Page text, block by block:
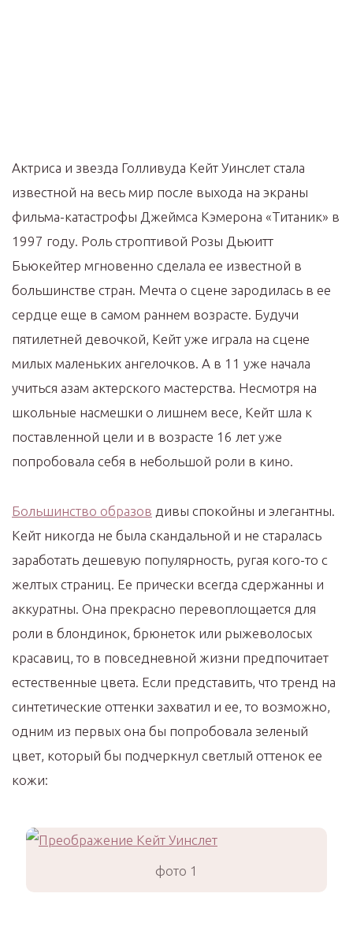
Актриса и звезда Голливуда Кейт Уинслет стала
известной на весь мир после выхода на экраны
фильма-катастрофы Джеймса Кэмерона «Титаник» в
1997 году. Роль строптивой Розы Дьюитт
Бьюкейтер мгновенно сделала ее известной в
большинстве стран. Мечта о сцене зародилась в ее
сердце еще в самом раннем возрасте. Будучи
пятилетней девочкой, Кейт уже играла на сцене
милых маленьких ангелочков. А в 11 уже начала
учиться азам актерского мастерства. Несмотря на
школьные насмешки о лишнем весе, Кейт шла к
поставленной цели и в возрасте 16 лет уже
попробовала себя в небольшой роли в кино.
Большинство образов дивы спокойны и элегантны.
Кейт никогда не была скандальной и не старалась
заработать дешевую популярность, ругая кого-то с
желтых страниц. Ее прически всегда сдержанны и
аккуратны. Она прекрасно перевоплощается для
роли в блондинок, брюнеток или рыжеволосых
красавиц, то в повседневной жизни предпочитает
естественные цвета. Если представить, что тренд на
синтетические оттенки захватил и ее, то возможно,
одним из первых она бы попробовала зеленый
цвет, который бы подчеркнул светлый оттенок ее
кожи:
фото 1